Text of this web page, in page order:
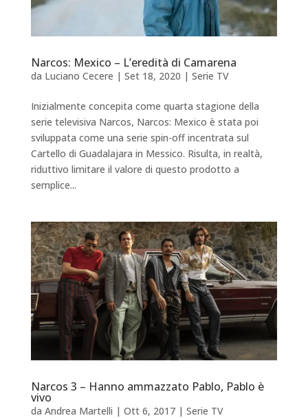
Narcos: Mexico – L’eredità di Camarena
da Luciano Cecere | Set 18, 2020 | Serie TV
Inizialmente concepita come quarta stagione della
serie televisiva Narcos, Narcos: Mexico è stata poi
sviluppata come una serie spin-off incentrata sul
Cartello di Guadalajara in Messico. Risulta, in realtà,
riduttivo limitare il valore di questo prodotto a
semplice...
Narcos 3 – Hanno ammazzato Pablo, Pablo è
vivo
da Andrea Martelli | Ott 6, 2017| Serie TV